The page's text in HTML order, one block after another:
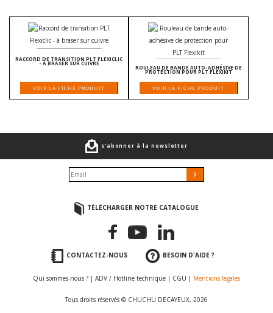
RACCORD DE TRANSITION PLT FLEXICLIC
- À BRASER SUR CUIVRE
VOIR LA FICHE PRODUIT
ROULEAU DE BANDE AUTO-ADHÉSIVE DE
PROTECTION POUR PLT FLEXIKIT
VOIR LA FICHE PRODUIT
s’abonner à la newsletter
TÉLÉCHARGER NOTRE CATALOGUE
CONTACTEZ-NOUS BESOIN D'AIDE ?
Qui sommes-nous ? | ADV / Hotline technique | CGU | Mentions légales
Tous droits réservés © CHUCHU DECAYEUX, 2026